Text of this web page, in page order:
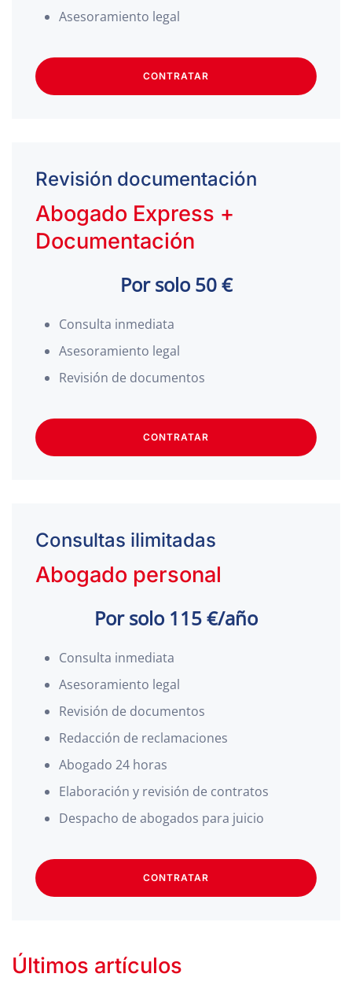
Asesoramiento legal
CONTRATAR
Revisión documentación
Abogado Express +
Documentación
Por solo 50 €
Consulta inmediata
Asesoramiento legal
Revisión de documentos
CONTRATAR
Consultas ilimitadas
Abogado personal
Por solo 115 €/año
Consulta inmediata
Asesoramiento legal
Revisión de documentos
Redacción de reclamaciones
Abogado 24 horas
Elaboración y revisión de contratos
Despacho de abogados para juicio
CONTRATAR
Últimos artículos